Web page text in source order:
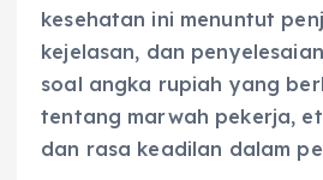
kesehatan ini menuntut
kejelasan, dan
soal angka rupiah yang
tentang marwah pekerja,
dan rasa keadilan dalam